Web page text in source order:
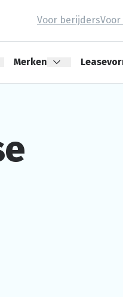
Voor berijders
Merken